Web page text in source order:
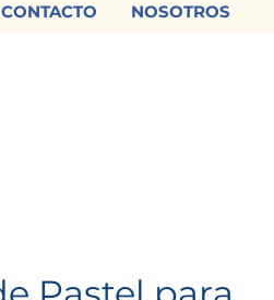
CONTACTO NOSOTROS